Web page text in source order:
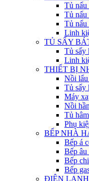
Tủ nấu
Tủ nấu
Tủ nấu
Linh
TỦ SẤY
Tủ sấy
Linh
THIẾT BỊ
Nồi
Tủ sấy
Máy
Nồi
Tủ
Phụ
BẾP NHÀ
Bếp á
Bếp âu
Bếp
Bếp
ĐIỆN LẠNH